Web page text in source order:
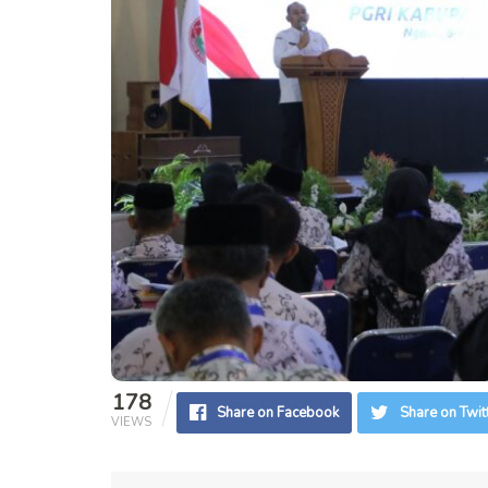
178
VIEWS Share on Facebook Share on